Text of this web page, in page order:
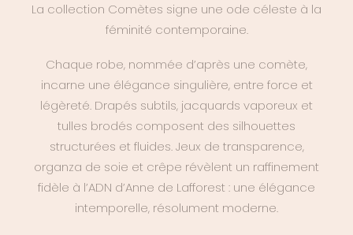
La collection Comètes signe une ode céleste à la
féminité contemporaine.
Chaque robe, nommée d’après une comète,
incarne une élégance singulière, entre force et
légèreté. Drapés subtils, jacquards vaporeux et
tulles brodés composent des silhouettes
structurées et fluides. Jeux de transparence,
organza de soie et crêpe révèlent un raffinement
fidèle à l’ADN d’Anne de Lafforest : une élégance
intemporelle, résolument moderne.